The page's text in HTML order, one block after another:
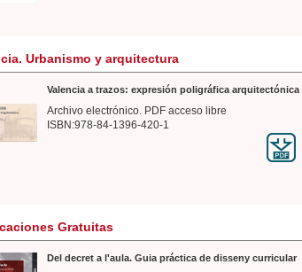
Urbanismo y arquitectura
Valencia a trazos: expresión poligráfica arquitectónica
Archivo electrónico. PDF acceso libre
ISBN:978-84-1396-420-1
Gratuitas
Del decret a l'aula. Guia práctica de disseny curricular